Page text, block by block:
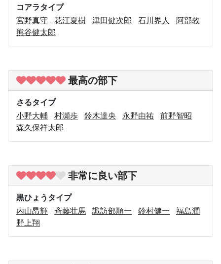
コアラタイプ
宮野真守
花江夏樹 津田健次郎 石川界人
阿部敦
熊谷健太郎
最高の部下
さるタイプ
小野大輔
村瀬歩 鈴木達央 永野由祐
前野智昭
森久保祥太郎
非常に良い部下
黒ひょうタイプ
内山昂輝
斉藤壮馬 諏訪部順一 鈴村健一
福島潤
野上翔